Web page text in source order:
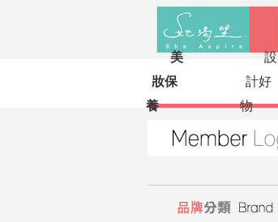
美
妝保
養
設
計好
物